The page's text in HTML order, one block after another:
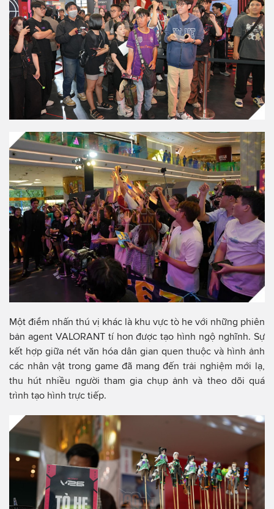
Một điểm nhấn thú vị khác là khu vực tò he với những phiên
bản agent VALORANT tí hon được tạo hình ngộ nghĩnh. Sự
kết hợp giữa nét văn hóa dân gian quen thuộc và hình ảnh
các nhân vật trong game đã mang đến trải nghiệm mới lạ,
thu hút nhiều người tham gia chụp ảnh và theo dõi quá
trình tạo hình trực tiếp.